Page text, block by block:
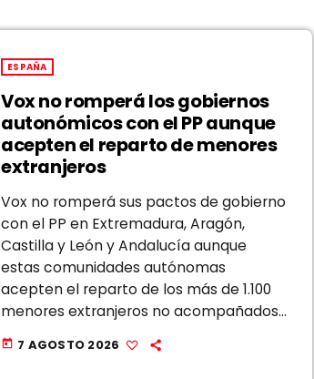
ESPAÑA
Vox no romperá los gobiernos
autonómicos con el PP aunque
acepten el reparto de menores
extranjeros
Vox no romperá sus pactos de gobierno
con el PP en Extremadura, Aragón,
Castilla y León y Andalucía aunque
estas comunidades autónomas
acepten el reparto de los más de 1.100
menores extranjeros no acompañados
llegados a Ceuta, que desbordan con
creces la capacidad de acogida de la
today 7 AGOSTO 2026